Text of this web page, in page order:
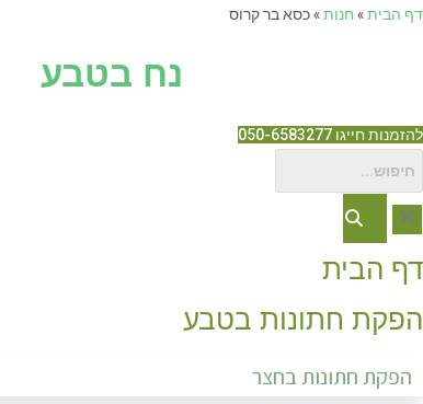
Skip
דף הבית» חנות»כסא בר קרוס
נח בטבע
להזמנות חייגו 050-6583277
דף הבית
הפקת חתונות בטבע
הפקת חתונות בחצר